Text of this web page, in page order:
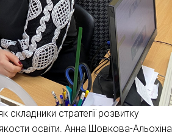
стратегії розвитку
освіти. Анна Шовкова-Альохіна